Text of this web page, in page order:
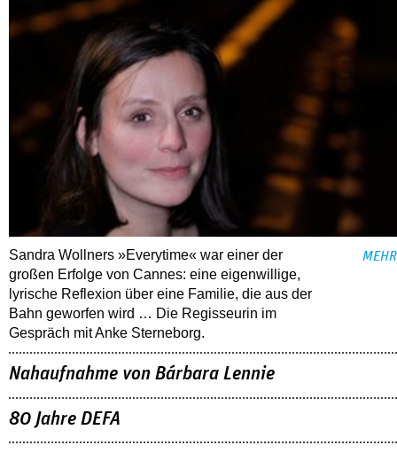
Sandra Wollners »Everytime« war einer der
großen Erfolge von Cannes: eine eigenwillige,
lyrische Reflexion über eine ­Familie, die aus der
Bahn geworfen wird … Die Regisseurin im
Gespräch mit Anke Sterneborg.
MEHR
Nahaufnahme von Bárbara Lennie
80 Jahre DEFA